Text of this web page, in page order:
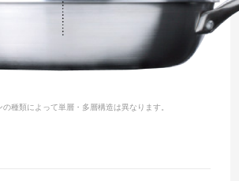
種類によって単層・多層構造は異なります。